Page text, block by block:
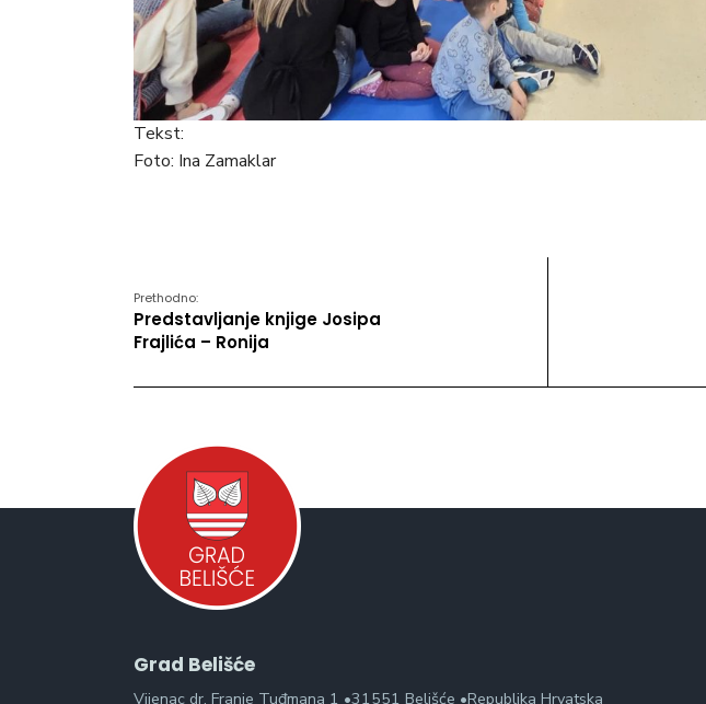
Tekst:
Foto: Ina Zamaklar
Prethodno:
Predstavljanje knjige Josipa
Frajlića – Ronija
Grad Belišće
Vijenac dr. Franje Tuđmana 1 •31551 Belišće •Republika Hrvatska